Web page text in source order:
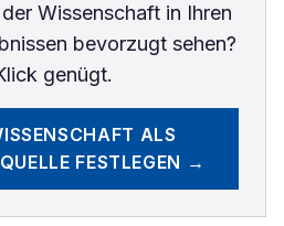
Wissenschaftin Ihren
bevorzugt sehen?
genügt.
ALS
FESTLEGEN →